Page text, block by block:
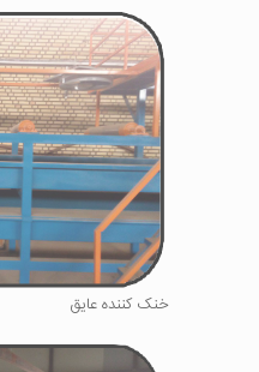
خنک کننده عایق